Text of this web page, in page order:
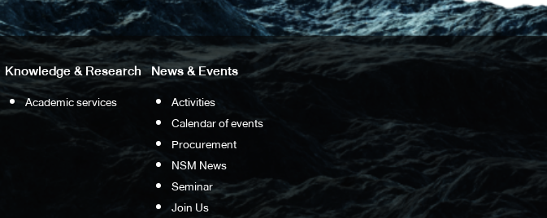
Knowledge & Research
Academic services
News & Events
Activities
Calendar of events
Procurement
NSM News
Seminar
Join Us